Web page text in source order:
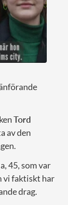
Tord
av den
45, som var
vi faktiskt har
drag.